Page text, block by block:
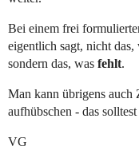
Bei einem frei
eigentlich sagt, nicht
sondern das, was fehlt.
Man kann übrigens auch
aufhübschen - das
VG